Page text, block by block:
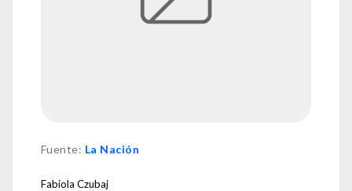
Fuente: La Nación
Fabiola Czubaj